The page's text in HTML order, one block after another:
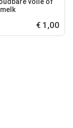
€ 1,00